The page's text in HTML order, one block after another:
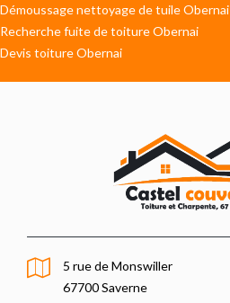
Démoussage nettoyage de tuile Obernai
Recherche fuite de toiture Obernai
Devis toiture Obernai
5 rue de Monswiller
67700 Saverne